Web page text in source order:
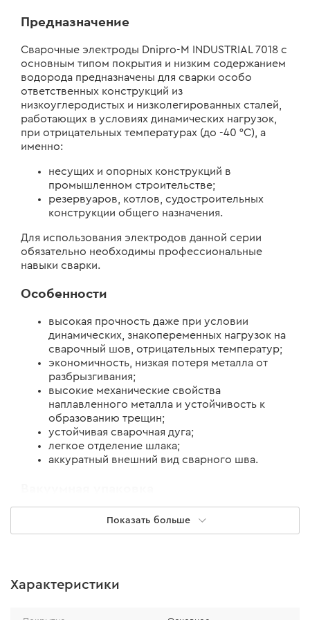
Предназначение
Сварочные электроды Dnipro-M INDUSTRIAL 7018 с
основным типом покрытия и низким содержанием
водорода предназначены для сварки особо
ответственных конструкций из
низкоуглеродистых и низколегированных сталей,
работающих в условиях динамических нагрузок,
при отрицательных температурах (до -40 °С), а
именно:
несущих и опорных конструкций в
промышленном строительстве;
резервуаров, котлов, судостроительных
конструкции общего назначения.
Для использования электродов данной серии
обязательно необходимы профессиональные
навыки сварки.
Особенности
высокая прочность даже при условии
динамических, знакопеременных нагрузок на
сварочный шов, отрицательных температур;
экономичность, низкая потеря металла от
разбрызгивания;
высокие механические свойства
наплавленного металла и устойчивость к
образованию трещин;
устойчивая сварочная дуга;
легкое отделение шлака;
аккуратный внешний вид сварного шва.
не требуют предварительного прокаливания
мин.
Показать больше
Характеристики